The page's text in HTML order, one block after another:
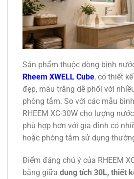
Sản phẩm thuộc dòng bình
Rheem XWELL Cube, có thiết
đẹp, màu trắng dễ phối với
phòng tắm. So với các mẫu
RHEEM XC-30W cho lượng
phù hợp hơn với gia đình có
hoặc phòng tắm sử dụng
Điểm đáng chú ý của RHEEM
bằng giữa dung tích 30L, thiết